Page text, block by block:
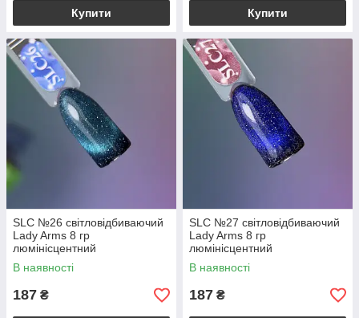
Купити Купити
SLC №26 світловідбиваючий
Lady Arms 8 гр
люмінісцентний
В наявності
187 ₴
SLC №27 світловідбиваючий
Lady Arms 8 гр
люмінісцентний
В наявності
187 ₴